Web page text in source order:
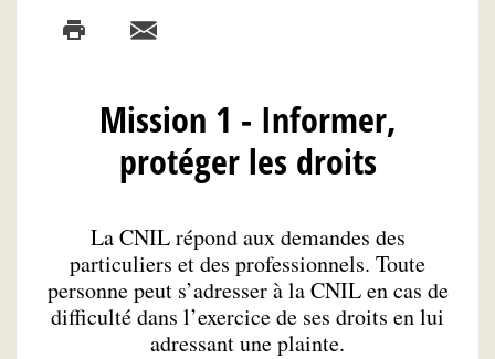
Mission 1 - Informer,
protéger les droits
La CNIL répond aux demandes des
particuliers et des professionnels. Toute
personne peut s’adresser à la CNIL en cas de
difficulté dans l’exercice de ses droits en lui
adressant une plainte.